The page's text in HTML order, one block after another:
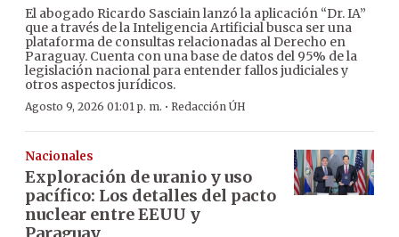
El abogado Ricardo Sasciain lanzó la aplicación “Dr. IA”
que a través de la Inteligencia Artificial busca ser una
plataforma de consultas relacionadas al Derecho en
Paraguay. Cuenta con una base de datos del 95% de la
legislación nacional para entender fallos judiciales y
otros aspectos jurídicos.
Agosto 9, 2026 01:01 p. m. · Redacción ÚH
Nacionales
Exploración de uranio y uso
pacífico: Los detalles del pacto
nuclear entre EEUU y